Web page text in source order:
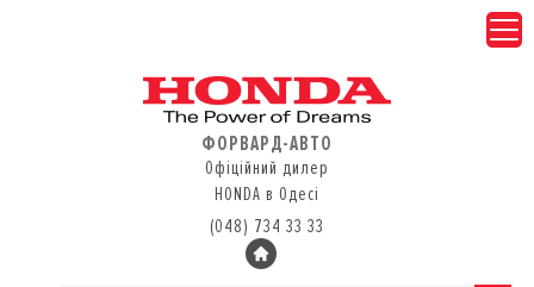
ФОРВАРД-АВТО
Офіційний дилер
HONDA в Одесі
(048) 734 33 33